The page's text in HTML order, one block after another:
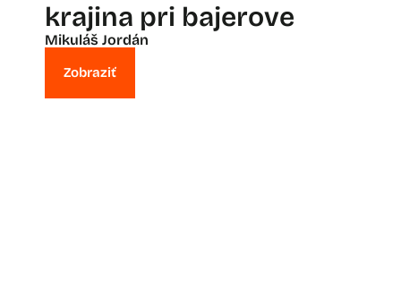
krajina pri bajerove
Mikuláš Jordán
Zobraziť